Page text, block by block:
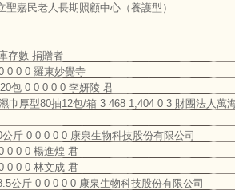
嘉民老人長期照顧中心（養護型）
存數 捐贈者
0 0 0 羅東妙覺寺
包 0 0 0 0 0 李妍陵 君
巾厚型80抽12包/箱 3 468 1,404 0 3 財團法人萬
斤 0 0 0 0 0 康泉生物科技股份有限公司
0 0 0 楊進煌 君
0 0 0 林文成 君
公斤 0 0 0 0 0 康泉生物科技股份有限公司